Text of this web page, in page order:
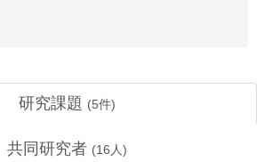
研究課題 (5件)
共同研究者 (16 人)